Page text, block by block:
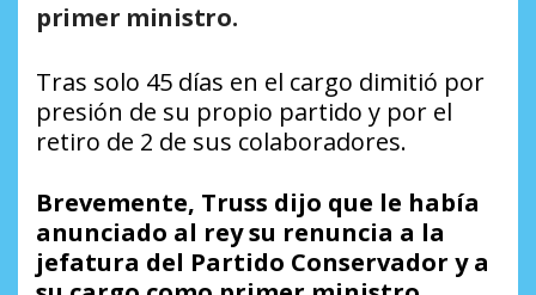
primer ministro.
Tras solo 45 días en el cargo dimitió por
presión de su propio partido y por el
retiro de 2 de sus colaboradores.
Brevemente, Truss dijo que le había
anunciado al rey su renuncia a la
jefatura del Partido Conservador y a